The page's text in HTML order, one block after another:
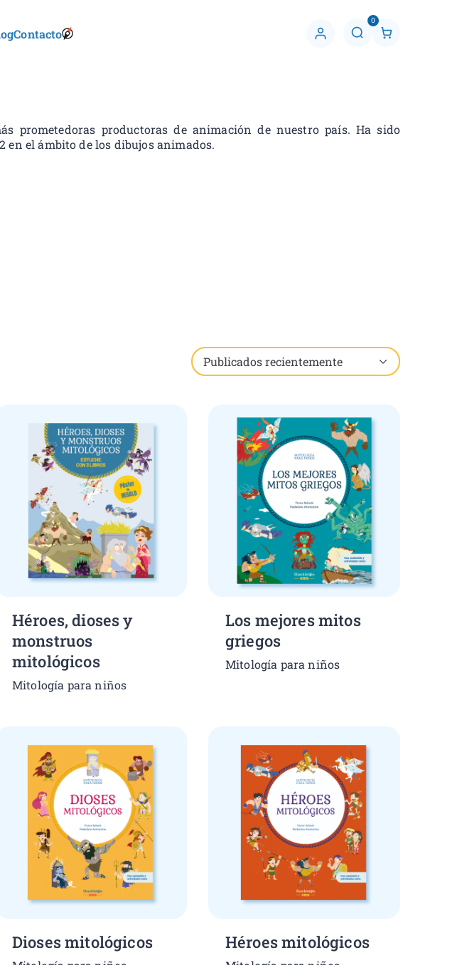
ContactoS
t
o
C
0
prometedoras productoras de animación de nuestro país. Ha sido
en el ámbito de los dibujos animados.
Héroes, dioses y
monstruos
mitológicos
Mitología para niños
Los mejores mitos
griegos
Mitología para niños
Dioses mitológicos Héroes mitológicos